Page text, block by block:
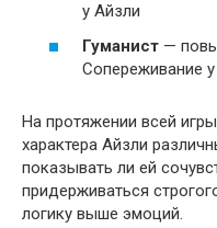
у Айзли
Гуманист —
Сопереживание
На протяжении всей
характера Айзли
показывать ли ей
придерживаться
логику выше эмоций.